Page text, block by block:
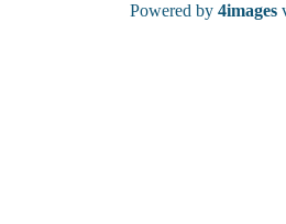
Powered by 4images